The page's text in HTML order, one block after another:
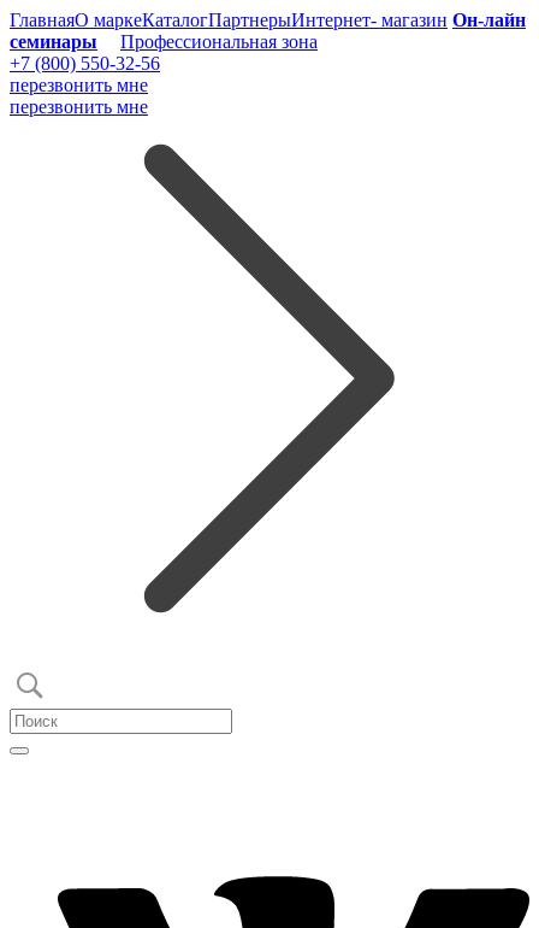
ГлавнаяО маркеКаталогПартнерыИнтернет- магазин Он-лайн
семинары
Профессиональная зона
+7 (800) 550-32-56
перезвонить мне
перезвонить мне